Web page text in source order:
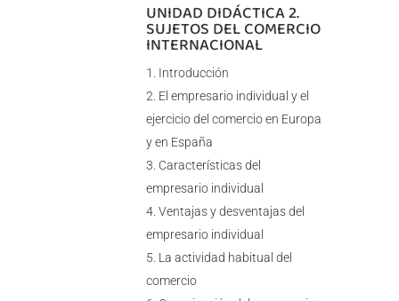
UNIDAD DIDÁCTICA 2.
SUJETOS DEL COMERCIO
INTERNACIONAL
Introducción
El empresario individual y el
ejercicio del comercio en Europa
y en España
Características del
empresario individual
Ventajas y desventajas del
empresario individual
La actividad habitual del
comercio